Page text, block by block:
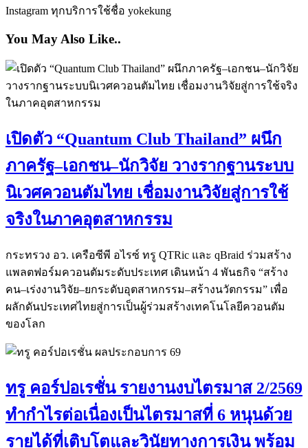
Instagram ทุกบริการใช้ชื่อ yokekung
You May Also Like..
เปิดตัว “Quantum Club Thailand” ผนึก
ภาครัฐ–เอกชน–นักวิจัย วางรากฐานระบบ
นิเวศควอนตัมไทย เชื่อมงานวิจัยสู่การใช้
จริงในภาคอุตสาหกรรม
กระทรวง อว. เครือซีพี อไรซ์ ทรู QTRic และ qBraid ร่วมสร้าง
แพลตฟอร์มควอนตัมระดับประเทศ เดินหน้า 4 พันธกิจ “สร้าง
คน–เร่งงานวิจัย–ยกระดับอุตสาหกรรม–สร้างนวัตกรรม” เพื่อ
ผลักดันประเทศไทยสู่การเป็นผู้ร่วมสร้างเทคโนโลยีควอนตัม
ของโลก
ทรู คอร์ปอเรชั่น รายงานงบไตรมาส 2/2569
ทำกำไรต่อเนื่องเป็นไตรมาสที่ 6 หนุนด้วย
รายได้ที่เติบโตและวินัยทางการเงิน พร้อม